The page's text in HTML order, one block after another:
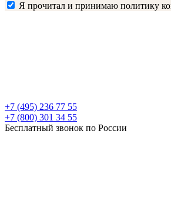
Я прочитал и принимаю политику
+7 (495) 236 77 55
+7 (800) 301 34 55
Бесплатный звонок по России